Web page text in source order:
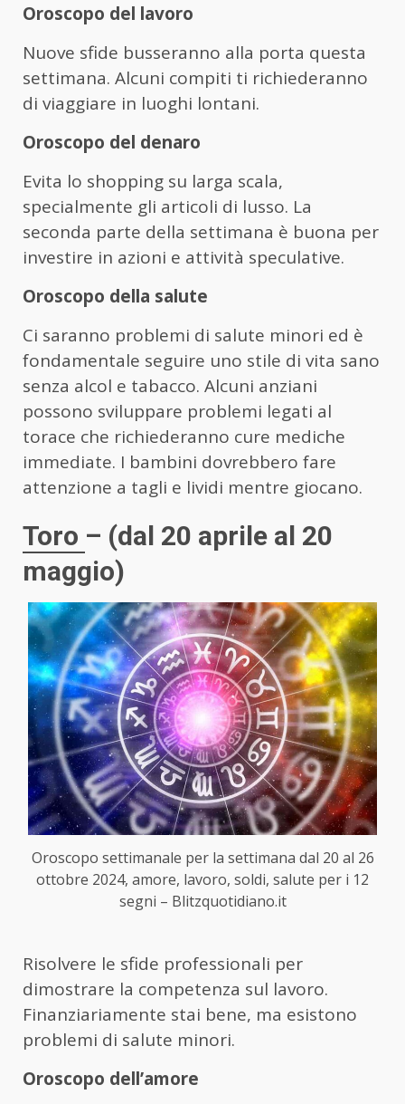
Oroscopo del lavoro
Nuove sfide busseranno alla porta questa
settimana. Alcuni compiti ti richiederanno
di viaggiare in luoghi lontani.
Oroscopo del denaro
Evita lo shopping su larga scala,
specialmente gli articoli di lusso. La
seconda parte della settimana è buona per
investire in azioni e attività speculative.
Oroscopo della salute
Ci saranno problemi di salute minori ed è
fondamentale seguire uno stile di vita sano
senza alcol e tabacco. Alcuni anziani
possono sviluppare problemi legati al
torace che richiederanno cure mediche
immediate. I bambini dovrebbero fare
attenzione a tagli e lividi mentre giocano.
Toro – (dal 20 aprile al 20
maggio)
Oroscopo settimanale per la settimana dal 20 al 26
ottobre 2024, amore, lavoro, soldi, salute per i 12
segni – Blitzquotidiano.it
Risolvere le sfide professionali per
dimostrare la competenza sul lavoro.
Finanziariamente stai bene, ma esistono
problemi di salute minori.
Oroscopo dell’amore